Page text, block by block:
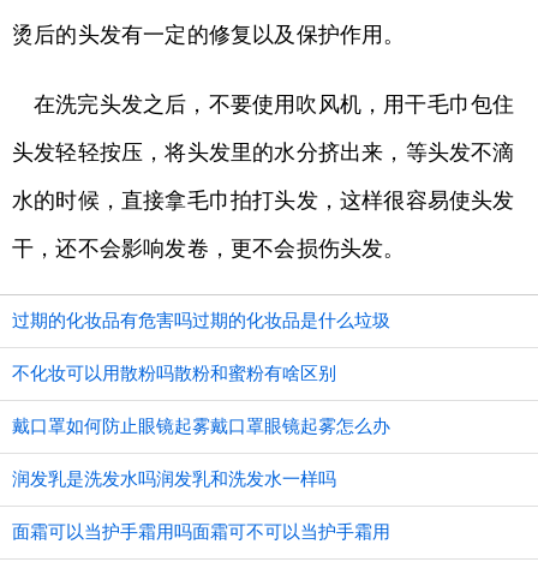
烫后的头发有一定的修复以及保护作用。
在洗完头发之后，不要使用吹风机，用干毛巾包住
头发轻轻按压，将头发里的水分挤出来，等头发不滴
水的时候，直接拿毛巾拍打头发，这样很容易使头发
干，还不会影响发卷，更不会损伤头发。
过期的化妆品有危害吗过期的化妆品是什么垃圾
不化妆可以用散粉吗散粉和蜜粉有啥区别
戴口罩如何防止眼镜起雾戴口罩眼镜起雾怎么办
润发乳是洗发水吗润发乳和洗发水一样吗
面霜可以当护手霜用吗面霜可不可以当护手霜用